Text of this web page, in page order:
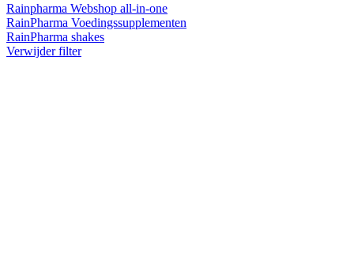
Rainpharma Webshop all-in-one
RainPharma Voedingssupplementen
RainPharma shakes
Verwijder filter